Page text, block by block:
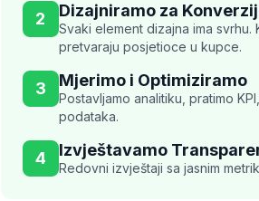
2 Dizajniramo za
Svaki element dizajna ima
pretvaraju posjetioce u kupce.
3 Mjerimo i Optimiziramo
Postavljamo analitiku, pratimo
podataka.
4 Izvještavamo
Redovni izvještaji sa jasnim